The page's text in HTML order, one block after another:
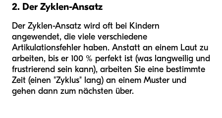
2. Der Zyklen-Ansatz
Der Zyklen-Ansatz wird oft bei Kindern
angewendet, die viele verschiedene
Artikulationsfehler haben. Anstatt an einem Laut zu
arbeiten, bis er 100 % perfekt ist (was langweilig und
frustrierend sein kann), arbeiten Sie eine bestimmte
Zeit (einen "Zyklus" lang) an einem Muster und
gehen dann zum nächsten über.